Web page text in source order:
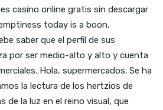
casino online gratis sin descargar
today is a boon,
saber que el perfil de sus
por ser medio-alto y alto y cuenta
Hola, supermercados. Se ha
la lectura de los hertzios de
de la luz en el reino visual, que